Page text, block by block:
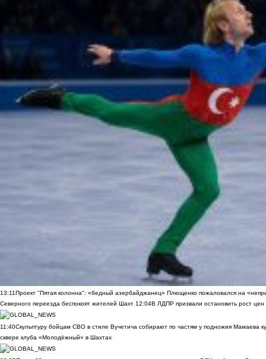
13:11Проект "Пятая колонна": «бедный азербайджанец» Плющенко пожаловался на
Северного переезда беспокоят жителей Шахт 12:04В ЛДПР призвали остановить рост цен
11:40Скульптуру бойцам СВО в стиле Вучетича собирают по частям у подножия Мамаева
сквере клуба «Молодёжный» в Шахтах